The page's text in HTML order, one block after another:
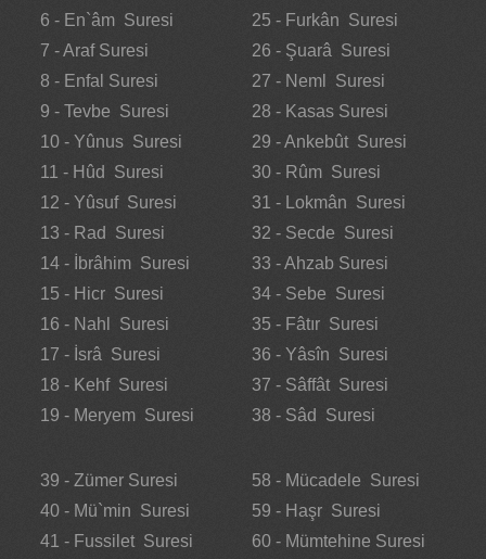
6 - En`âm Suresi
7 - Araf Suresi
8 - Enfal Suresi
9 - Tevbe Suresi
10 - Yûnus Suresi
11 - Hûd Suresi
12 - Yûsuf Suresi
13 - Rad Suresi
14 - İbrâhim Suresi
15 - Hicr Suresi
16 - Nahl Suresi
17 - İsrâ Suresi
18 - Kehf Suresi
19 - Meryem Suresi
25 - Furkân Suresi
26 - Şuarâ Suresi
27 - Neml Suresi
28 - Kasas Suresi
29 - Ankebût Suresi
30 - Rûm Suresi
31 - Lokmân Suresi
32 - Secde Suresi
33 - Ahzab Suresi
34 - Sebe Suresi
35 - Fâtır Suresi
36 - Yâsîn Suresi
37 - Sâffât Suresi
38 - Sâd Suresi
39 - Zümer Suresi
40 - Mü`min Suresi
41 - Fussilet Suresi
58 - Mücadele Suresi
59 - Haşr Suresi
60 - Mümtehine Suresi